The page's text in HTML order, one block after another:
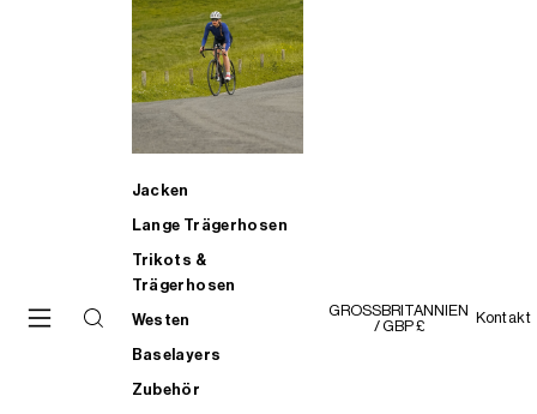
Jacken
Lange Trägerhosen
Trikots &
Trägerhosen
Westen
Baselayers
Zubehör
GROSSBRITANNIEN
/ GBP £
Kontakt